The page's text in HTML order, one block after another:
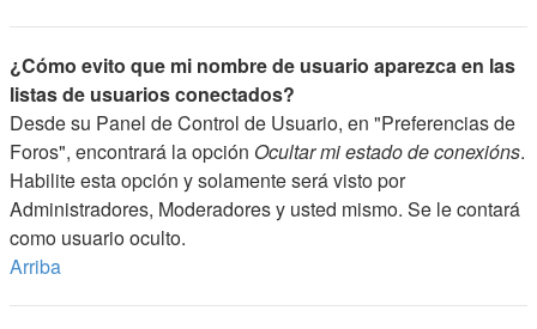
¿Cómo evito que mi nombre de usuario aparezca en las
listas de usuarios conectados?
Desde su Panel de Control de Usuario, en "Preferencias de
Foros", encontrará la opción Ocultar mi estado de conexións.
Habilite esta opción y solamente será visto por
Administradores, Moderadores y usted mismo. Se le contará
como usuario oculto.
Arriba